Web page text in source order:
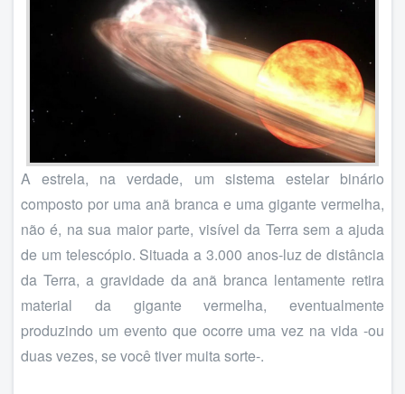
A estrela, na verdade, um sistema estelar binário
composto por uma anã branca e uma gigante vermelha,
não é, na sua maior parte, visível da Terra sem a ajuda
de um telescópio. Situada a 3.000 anos-luz de distância
da Terra, a gravidade da anã branca lentamente retira
material da gigante vermelha, eventualmente
produzindo um evento que ocorre uma vez na vida -ou
duas vezes, se você tiver muita sorte-.